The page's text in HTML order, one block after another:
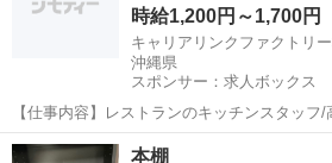
時給1,200円～1,700円
キャリアリンクファクトリ
沖縄県
スポンサー：求人ボックス
【仕事内容】レストランのキッチンスタッフ
OK <給与> 時給1200～1700円 <勤務地> 沖
アルバイト・パート
本棚